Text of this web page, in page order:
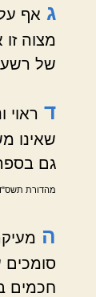
ג אף
מצוה
של
ד
שאינו
גם
מהדורת תשס"ד
ה
חכמים